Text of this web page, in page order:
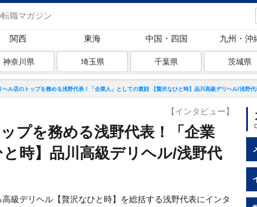
職マガジン
関西 東海 中国・四国 九州・沖
神奈川県 埼玉県 千葉県 茨城県
ヘル店のトップを務める浅野代表！「企業人」としての素顔 【贅沢なひと時】品川高級デリヘル/浅野
【インタビュー】
プを務める浅野代表！「企業
時】品川高級デリヘル/浅野代
級デリヘル【贅沢なひと時】を総括する浅野代表にインタ